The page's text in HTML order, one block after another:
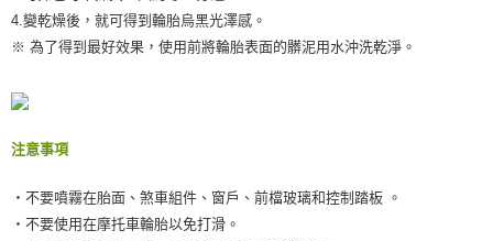
4.變乾燥後，就可得到輪胎烏黑光澤感。
※ 為了得到最好效果，使用前將輪胎表面的髒泥用水沖洗乾淨。
注意事項
‧不要噴霧在胎面、煞車組件、窗戶、前檔玻璃和控制踏板 。
‧不要使用在摩托車輪胎以免打滑。